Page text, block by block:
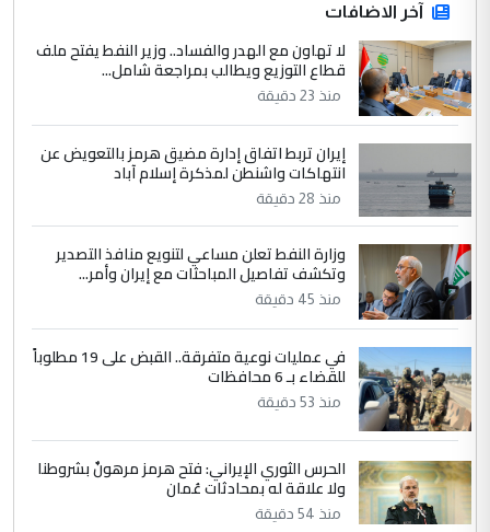
للوزاره ولا للمواطن القرار الصائب يكون بعد
الاستماع للمدير ومغرفة ...
الموضوع :
وزير الصحة يعفي مدير مستشفى الكرخ
العام في بغداد
4
التعليق : واحد من عصابة علي ماما يسقط
جنسية الرافد الثالث للعراق ومن اصول عريقة
ابا فرات ...
الموضوع :
الجواهري يرد على صدام حسين سل
مضجعيك يابن الزنا (نص كامل)
5 سردار
التعليق : واحد من عصابة علي ماما يسقط
جنسية الرافد الثالث للعراق ومن اصول عريقة
الموضوع :
الجواهري يرد على صدام حسين سل
مضجعيك يابن الزنا (نص كامل)
آخر الاضافات
لا تهاون مع الهدر والفساد.. وزير النفط يفتح ملف
قطاع التوزيع ويطالب بمراجعة شامل...
منذ 23 دقيقة
إيران تربط اتفاق إدارة مضيق هرمز بالتعويض عن
انتهاكات واشنطن لمذكرة إسلام آباد
منذ 28 دقيقة
وزارة النفط تعلن مساعي لتنويع منافذ التصدير
وتكشف تفاصيل المباحثات مع إيران وأمر...
منذ 45 دقيقة
في عمليات نوعية متفرقة.. القبض على 19 مطلوباً
للقضاء بـ 6 محافظات
منذ 53 دقيقة
الحرس الثوري الإيراني: فتح هرمز مرهونٌ بشروطنا
ولا علاقة له بمحادثات عُمان
منذ 54 دقيقة